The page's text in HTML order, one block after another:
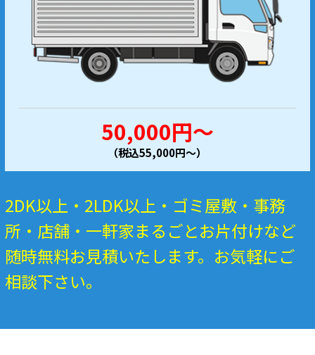
50,000円～
（税込55,000円～）
2DK以上・2LDK以上・ゴミ屋敷・事務
所・店舗・一軒家まるごとお片付けなど
随時無料お見積いたします。お気軽にご
相談下さい。